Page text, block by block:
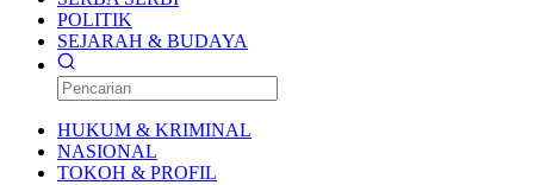
POLITIK
SEJARAH & BUDAYA
HUKUM & KRIMINAL
NASIONAL
TOKOH & PROFIL